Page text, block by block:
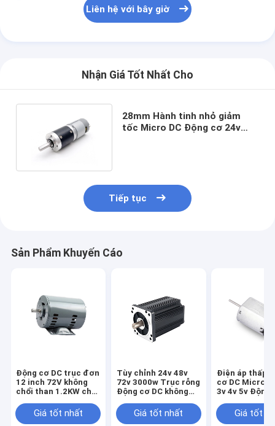
Liên hệ với bây giờ
Nhận Giá Tốt Nhất Cho
28mm Hành tinh nhỏ giảm
tốc Micro DC Động cơ 24v
Tiếp tục
Sản Phẩm Khuyến Cáo
Động cơ DC trục đơn
12 inch 72V không
chổi than 1.2KW cho
Giá tốt nhất
Tùy chỉnh 24v 48v
72v 3000w Trục rỗng
Động cơ DC không
Giá tốt nhất
Điện áp thấp
cơ DC Micro
3v 4v 5v Động
16100r / phút
Giá tốt